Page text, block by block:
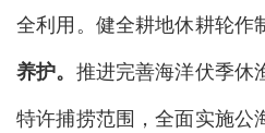
全利用。健全耕地休耕轮作
养护。 推进完善海洋伏季休
特许捕捞范围，全面实施公